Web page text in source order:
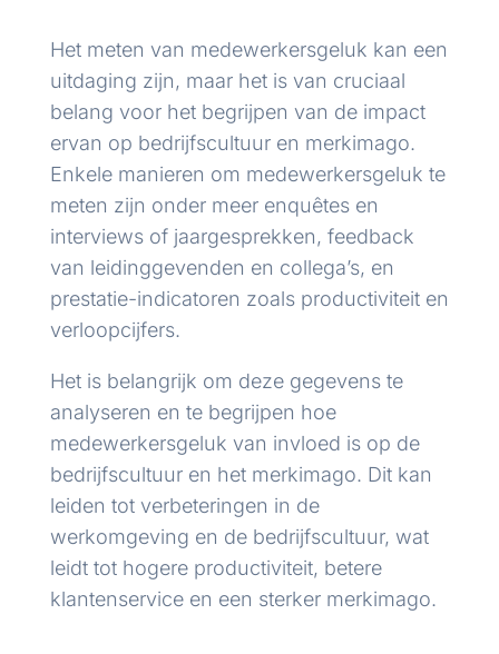
Het meten van medewerkersgeluk kan een
uitdaging zijn, maar het is van cruciaal
belang voor het begrijpen van de impact
ervan op bedrijfscultuur en merkimago.
Enkele manieren om medewerkersgeluk te
meten zijn onder meer enquêtes en
interviews of jaargesprekken, feedback
van leidinggevenden en collega’s, en
prestatie-indicatoren zoals productiviteit en
verloopcijfers.
Het is belangrijk om deze gegevens te
analyseren en te begrijpen hoe
medewerkersgeluk van invloed is op de
bedrijfscultuur en het merkimago. Dit kan
leiden tot verbeteringen in de
werkomgeving en de bedrijfscultuur, wat
leidt tot hogere productiviteit, betere
klantenservice en een sterker merkimago.